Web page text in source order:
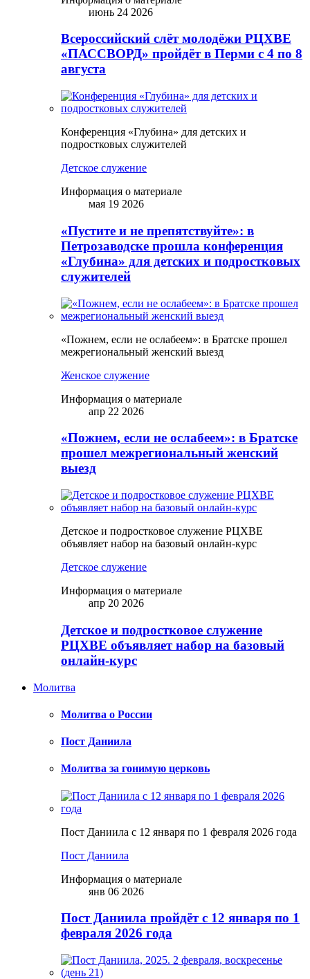
июнь 24 2026
Всероссийский слёт молодёжи РЦХВЕ
«ПАССВОРД» пройдёт в Перми с 4 по 8
августа
Конференция «Глубина» для детских и
подростковых служителей
Детское служение
Информация о материале
мая 19 2026
«Пустите и не препятствуйте»: в
Петрозаводске прошла конференция
«Глубина» для детских и подростковых
служителей
«Пожнем, если не ослабеем»: в Братске прошел
межрегиональный женский выезд
Женское служение
Информация о материале
апр 22 2026
«Пожнем, если не ослабеем»: в Братске
прошел межрегиональный женский
выезд
Детское и подростковое служение РЦХВЕ
объявляет набор на базовый онлайн-курс
Детское служение
Информация о материале
апр 20 2026
Детское и подростковое служение
РЦХВЕ объявляет набор на базовый
онлайн-курс
Молитва
Молитва о России
Пост Даниила
Молитва за гонимую церковь
Пост Даниила с 12 января по 1 февраля 2026 года
Пост Даниила
Информация о материале
янв 06 2026
Пост Даниила пройдёт с 12 января по 1
февраля 2026 года